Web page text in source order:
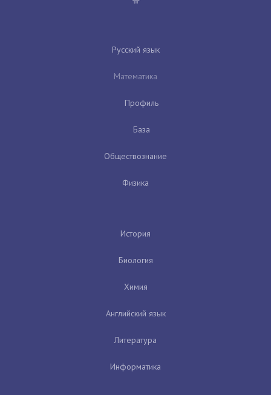
Русский язык
Математика
Профиль
База
Обществознание
Физика
История
Биология
Химия
Английский язык
Литература
Информатика